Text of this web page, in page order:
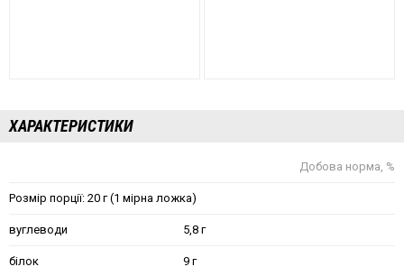
ХАРАКТЕРИСТИКИ
Добова норма, %
Розмір порції: 20 г (1 мірна ложка)
вуглеводи 5,8 г
білок 9 г